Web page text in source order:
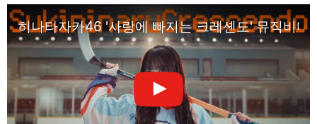
히나타자카46 '사랑에 빠지는 크레셴도' 뮤직비디